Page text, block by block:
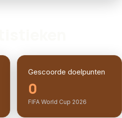
Gescoorde doelpunten
0
FIFA World Cup 2026